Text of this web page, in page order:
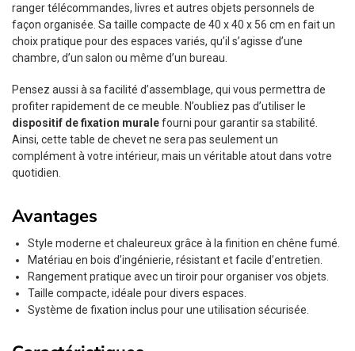
ranger télécommandes, livres et autres objets personnels de
façon organisée. Sa taille compacte de 40 x 40 x 56 cm en fait un
choix pratique pour des espaces variés, qu’il s’agisse d’une
chambre, d’un salon ou même d’un bureau.
Pensez aussi à sa facilité d’assemblage, qui vous permettra de
profiter rapidement de ce meuble. N’oubliez pas d’utiliser le
dispositif de fixation muralefourni pour garantir sa stabilité.
Ainsi, cette table de chevet ne sera pas seulement un
complément à votre intérieur, mais un véritable atout dans votre
quotidien.
Avantages
Style moderne et chaleureux grâce à la finition en chêne fumé.
Matériau en bois d’ingénierie, résistant et facile d’entretien.
Rangement pratique avec un tiroir pour organiser vos objets.
Taille compacte, idéale pour divers espaces.
Système de fixation inclus pour une utilisation sécurisée.